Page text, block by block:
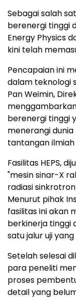
Sebagai salah
berenergi tinggi
Energy Physics
kini telah
Pencapaian ini
dalam teknologi
Pan Weimin,
berenergi tinggi
menerangi
tantangan ilmiah
Fasilitas HEPS,
"mesin sinar-X
radiasi
Menurut pihak
fasilitas ini akan
berkinerja tinggi
satu jalur uji
Setelah selesai
para peneliti
proses
detail yang